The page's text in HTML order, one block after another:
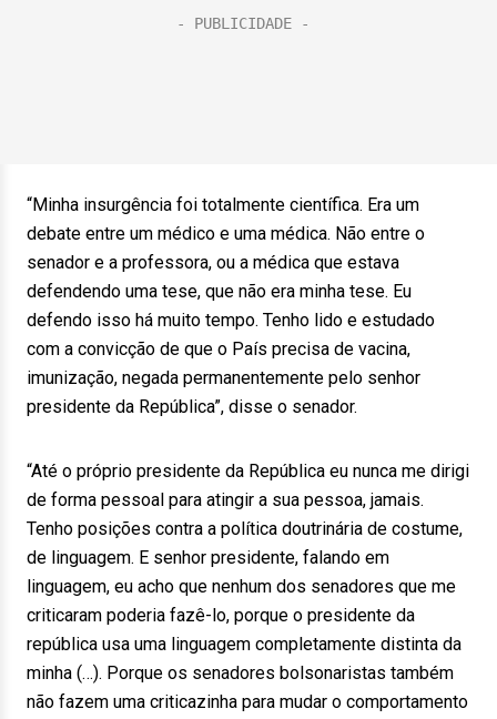
“Minha insurgência foi totalmente científica. Era um
debate entre um médico e uma médica. Não entre o
senador e a professora, ou a médica que estava
defendendo uma tese, que não era minha tese. Eu
defendo isso há muito tempo. Tenho lido e estudado
com a convicção de que o País precisa de vacina,
imunização, negada permanentemente pelo senhor
presidente da República”, disse o senador.
“Até o próprio presidente da República eu nunca me dirigi
de forma pessoal para atingir a sua pessoa, jamais.
Tenho posições contra a política doutrinária de costume,
de linguagem. E senhor presidente, falando em
linguagem, eu acho que nenhum dos senadores que me
criticaram poderia fazê-lo, porque o presidente da
república usa uma linguagem completamente distinta da
minha (…). Porque os senadores bolsonaristas também
não fazem uma criticazinha para mudar o comportamento